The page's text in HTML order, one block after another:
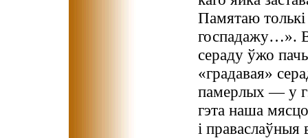
Памятаю
госпадажу…».
сераду ўжо
«градавая»
памерлых — у
гэта наша
і праваслаўныя